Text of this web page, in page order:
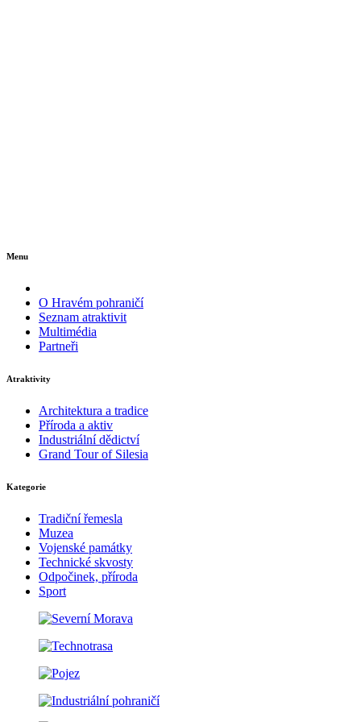
Menu
O Hravém pohraničí
Seznam atraktivit
Multimédia
Partneři
Atraktivity
Architektura a tradice
Příroda a aktiv
Industriální dědictví
Grand Tour of Silesia
Kategorie
Tradiční řemesla
Muzea
Vojenské památky
Technické skvosty
Odpočinek, příroda
Sport